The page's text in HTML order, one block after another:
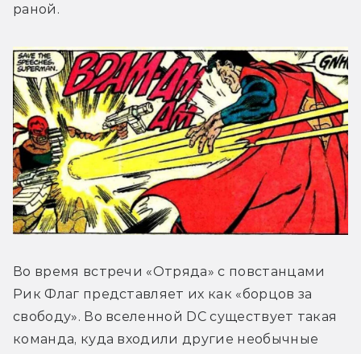
раной.
Во время встречи «Отряда» с повстанцами
Рик Флаг представляет их как «борцов за
свободу». Во вселенной DC существует такая
команда, куда входили другие необычные